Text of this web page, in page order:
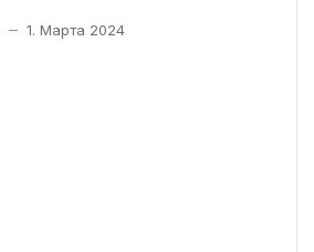
— 1. Марта 2024